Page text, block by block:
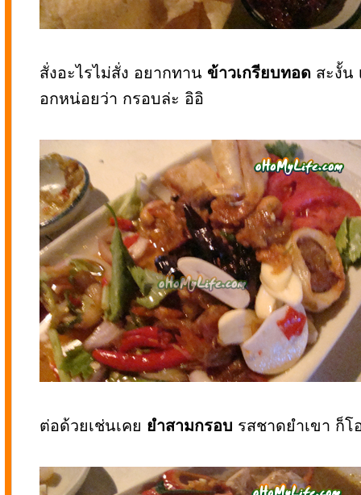
สั่งอะไรไม่สั่ง อยากทาน ข้าวเกรียบทอด สะงั้น
อกหน่อยว่า กรอบล่ะ อิอิ
ต่อด้วยเช่นเคย ยำสามกรอบ รสชาดยำเขา ก็